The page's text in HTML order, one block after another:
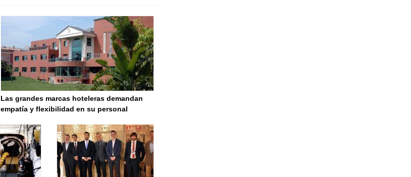
Las grandes marcas hoteleras demandan
empatía y flexibilidad en su personal